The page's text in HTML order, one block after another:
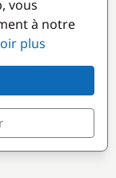
bateaux depuis
vous
à notre
plus